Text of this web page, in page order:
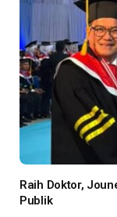
Raih Doktor,
Publik